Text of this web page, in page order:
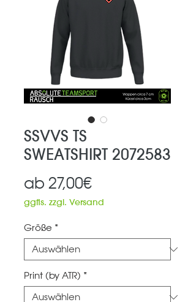
SSVVS TS
SWEATSHIRT 2072583
ab 27,00€Sale-
Preis
ggfls. zzgl. Versand
Größe *
Print (by ATR) *